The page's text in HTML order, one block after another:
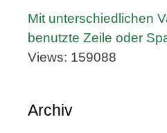
Mit unterschiedlichen
benutzte Zeile oder
Views: 159088
Archiv